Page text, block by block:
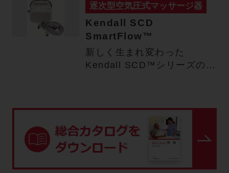
逐次型空気圧式マッサージ器
Kendall SCD
SmartFlow™
新しく生まれ変わった
Kendall SCD™シリーズの次